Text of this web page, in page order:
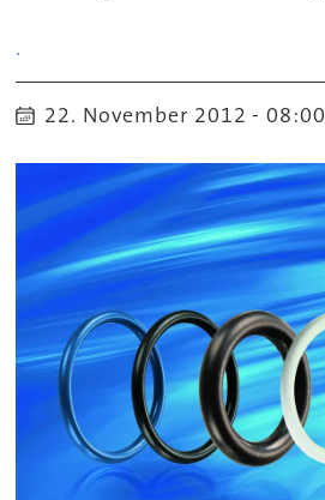
.
22. November 2012 - 08:00